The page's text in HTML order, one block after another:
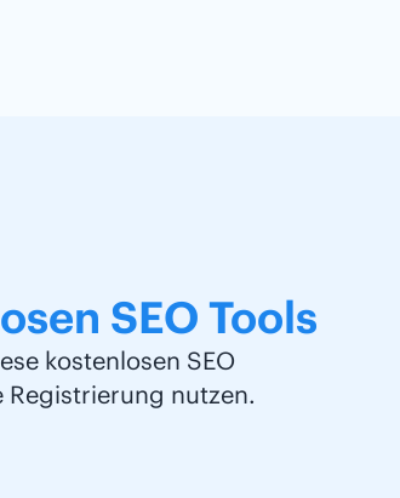
SEO Tools
kostenlosen SEO
nutzen.